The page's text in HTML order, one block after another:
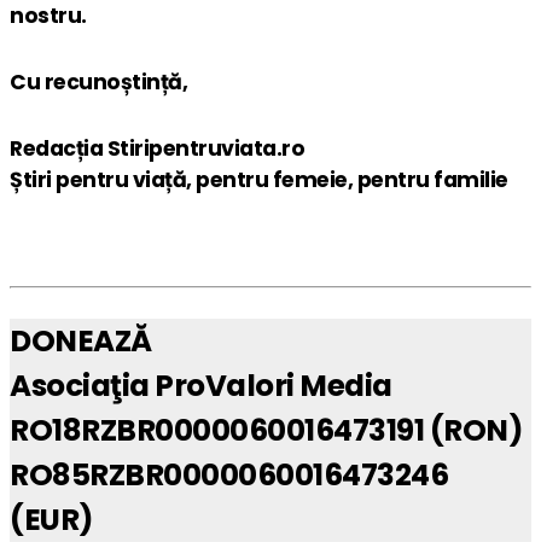
nostru.
Cu recunoștință,
Redacția Stiripentruviata.ro
Știri pentru viață, pentru femeie, pentru familie
DONEAZĂ
Asociaţia ProValori Media
RO18RZBR0000060016473191 (RON)
RO85RZBR0000060016473246
(EUR)